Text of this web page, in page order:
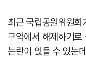
최근 국립공원위원
구역에서 해제하기
논란이 있을 수 있는